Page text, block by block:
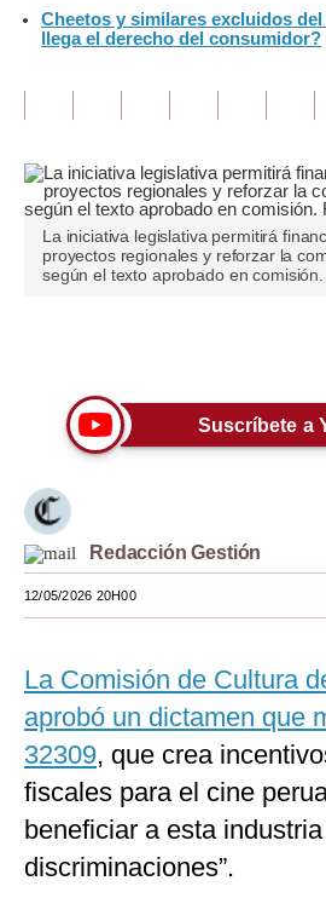
Finanzas Personales
Inmobiliarias
Opinión
Editorial
Pregunta de hoy
Lujo
Moda
Estilos
Mundo
EEUU
México
España
Internacional
Tecnología
Cheetos y similares excluidos
llega el derecho del consumidor?
La iniciativa legislativa permitirá
proyectos regionales y reforzar la
según el texto aprobado en
Suscríbete a
Redacción Gestión
12/05/2026 20H00
La Comisión de Cultura
aprobó un dictamen que
32309, que crea
fiscales para el cine
beneficiar a esta industria
discriminaciones”.